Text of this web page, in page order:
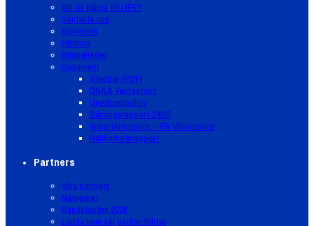
Vill du hjälpa till i IFK?
Kontakta oss
Styrelsen
Historia
Bildgallerier
Dokument
Stadgar (PDF)
DNA & Värdegrund
Ungdomspolicy
Säsongsrapport 24/25
Integritetspolicy – IFK Vänersborg
Hållbarhetsrapport
Partners
Våra partners
Nätverket
Bandyfesten 2026
Ladda hem vår partnerfolder